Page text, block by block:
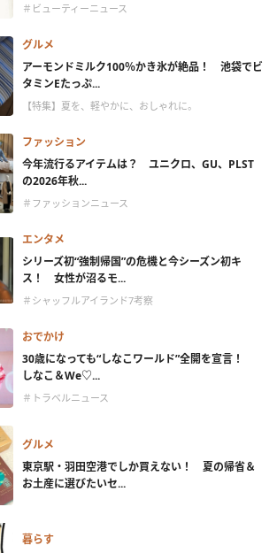
＃ビューティーニュース
グルメ
アーモンドミルク100％かき氷が絶品！ 池袋でビ
タミンEたっぷ...
【特集】夏を、軽やかに、おしゃれに。
ファッション
今年流行るアイテムは？ ユニクロ、GU、PLST
の2026年秋...
＃ファッションニュース
エンタメ
シリーズ初“強制帰国”の危機と今シーズン初キ
ス！ 女性が沼るモ...
＃シャッフルアイランド7考察
おでかけ
30歳になっても“しなこワールド”全開を宣言！
しなこ＆We♡...
＃トラベルニュース
グルメ
東京駅・羽田空港でしか買えない！ 夏の帰省＆
お土産に選びたいセ...
暮らす